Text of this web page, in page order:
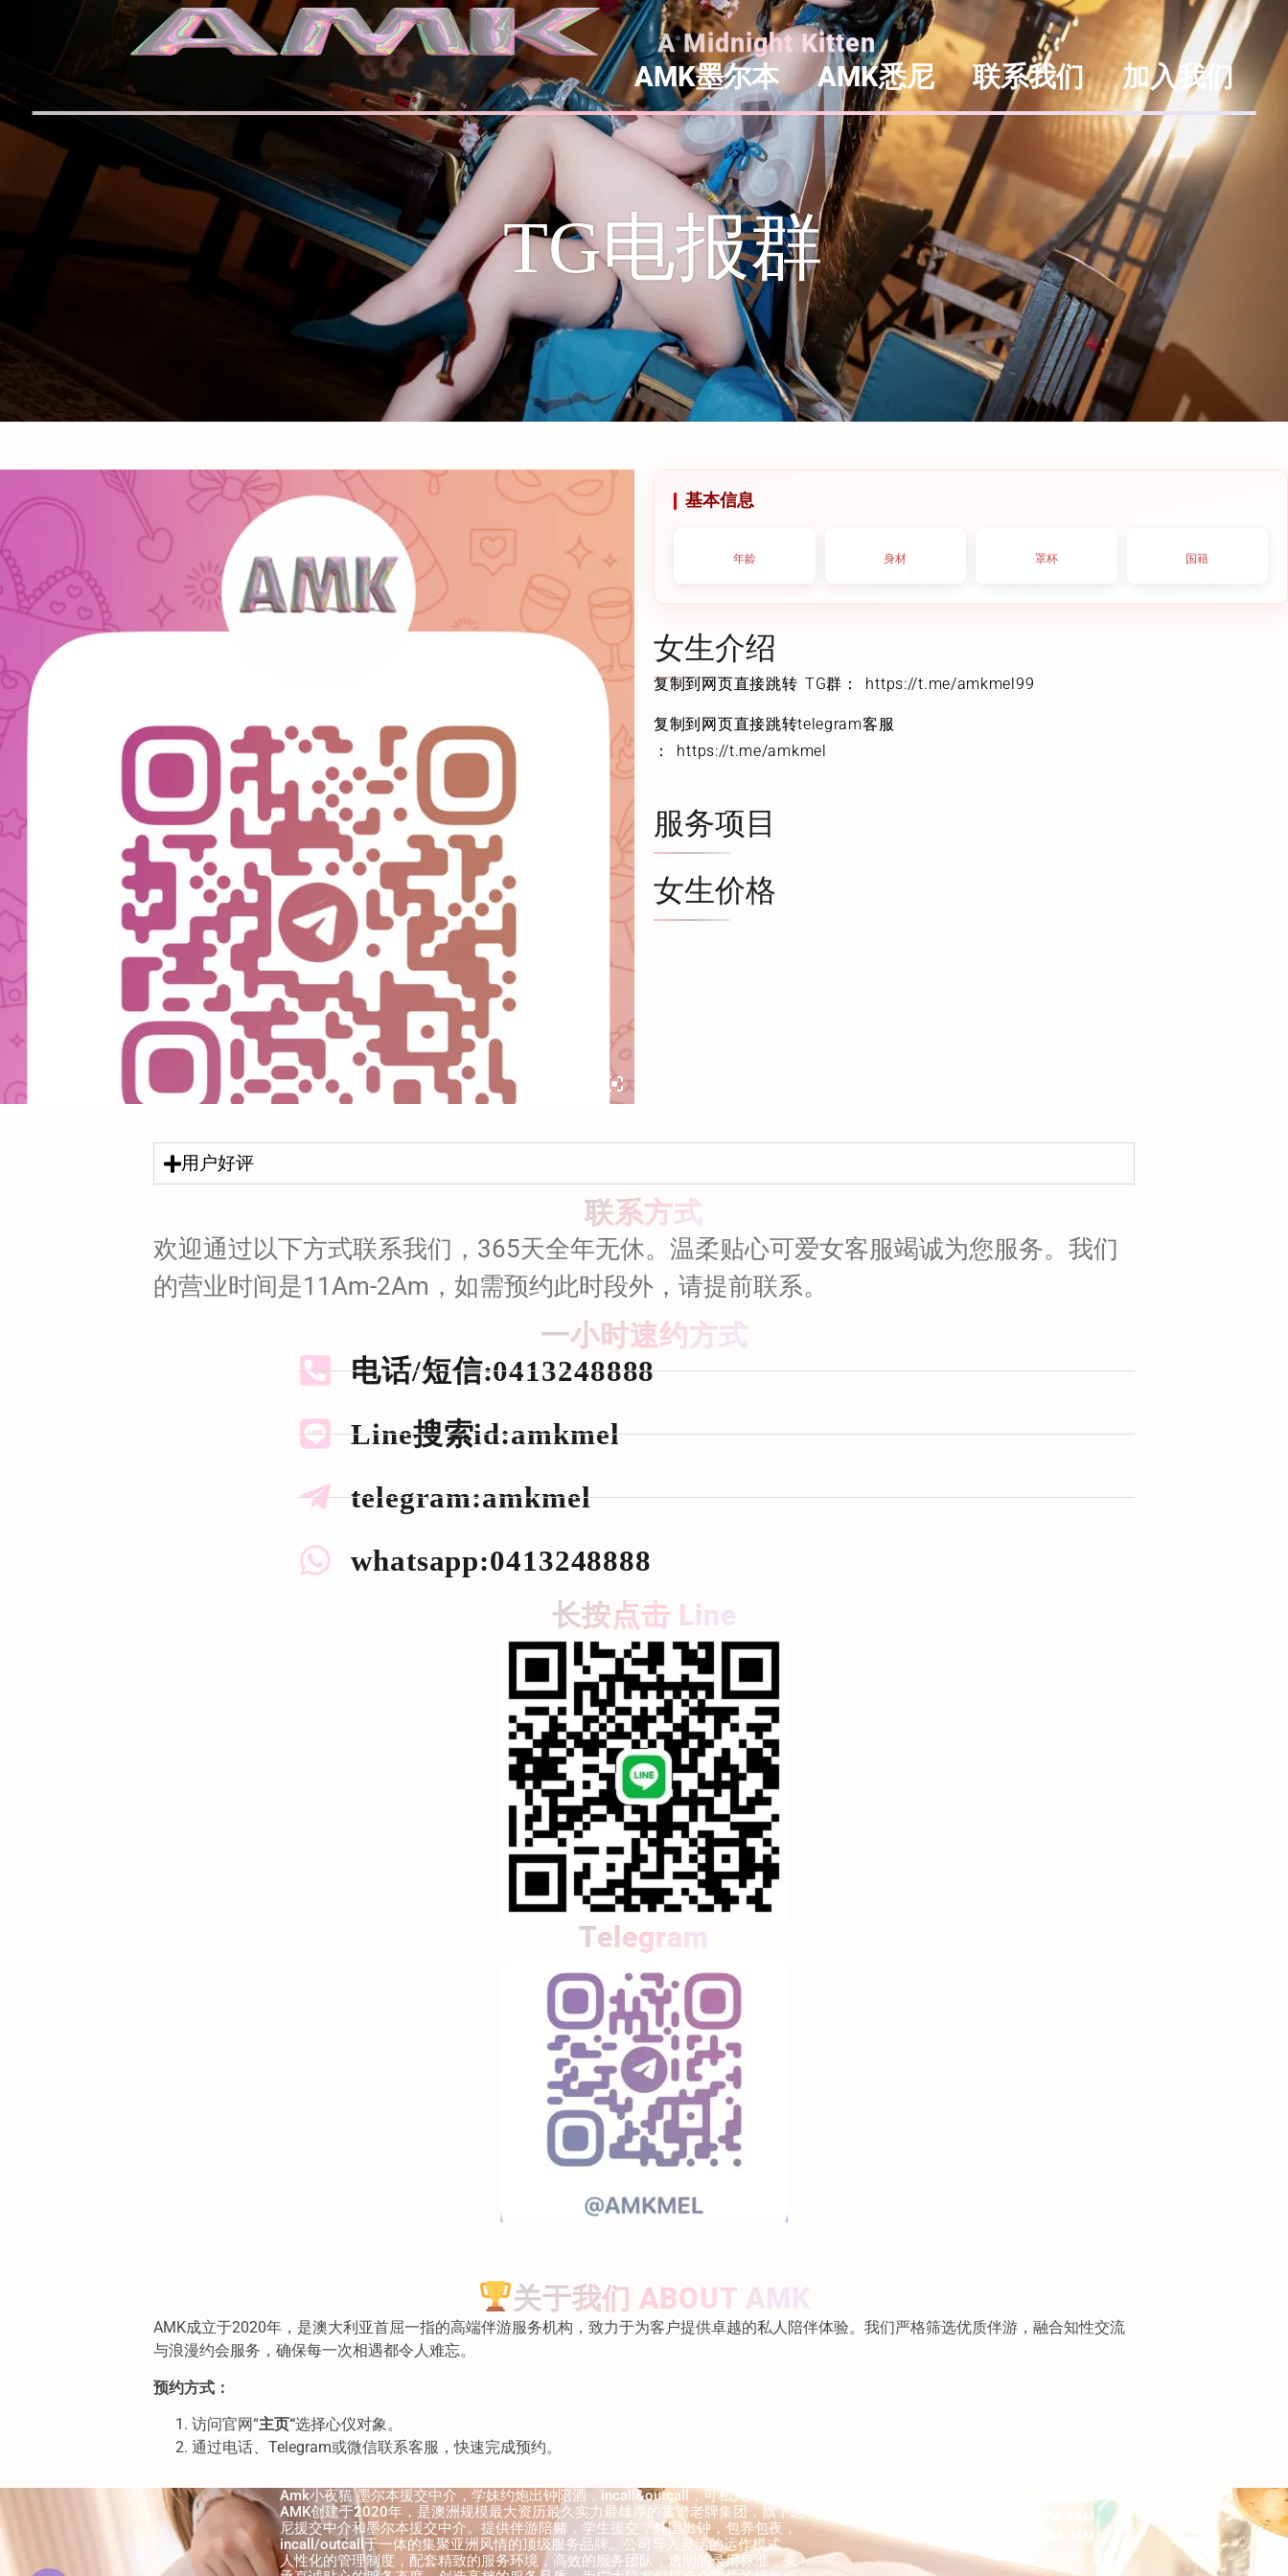
A Midnight Kitten
AMK墨尔本 AMK悉尼 联系我们 加入我们
TG电报群
基本信息
年龄 身材 罩杯 国籍
女生介绍
复制到网页直接跳转 TG群： https://t.me/amkmel99
复制到网页直接跳转telegram客服
： https://t.me/amkmel
服务项目
女生价格
用户好评
联系方式
欢迎通过以下方式联系我们，365天全年无休。温柔贴心可爱女客服竭诚为您服务。我们
的营业时间是11Am-2Am，如需预约此时段外，请提前联系。
一小时速约方式
电话/短信:0413248888
Line搜索id:amkmel
telegram:amkmel
whatsapp:0413248888
长按点击 Line
Telegram
关于我们 ABOUT AMK
AMK成立于2020年，是澳大利亚首屈一指的高端伴游服务机构，致力于为客户提供卓越的私人陪伴体验。我们严格筛选优质伴游，融合知性交流
与浪漫约会服务，确保每一次相遇都令人难忘。
预约方式：
访问官网“主页“选择心仪对象。
通过电话、Telegram或微信联系客服，快速完成预约。
Amk小夜猫 墨尔本援交中介，学妹约炮出钟陪酒，incall&outcall，可私人订制
AMK创建于2020年，是澳洲规模最大资历最久实力最雄厚的靠谱老牌集团，旗下悉
尼援交中介和墨尔本援交中介。提供伴游陪赌，学生援交，外围出钟，包养包夜，
incall/outcall于一体的集聚亚洲风情的顶级服务品牌。公司导入灵活的运作模式，
人性化的管理制度，配套精致的服务环境，高效的服务团队，透明的录用标准，秉
Booking Time: 12PM–2AM
Delivery Time: 12PM–1AM